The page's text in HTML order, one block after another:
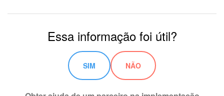
Essa informação foi útil?
SIM NÃO